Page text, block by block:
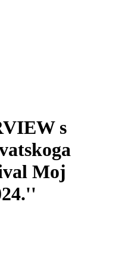
s
Moj